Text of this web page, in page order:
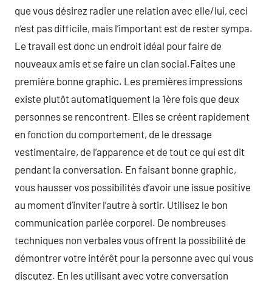
que vous désirez radier une relation avec elle/lui, ceci
n’est pas difficile, mais l’important est de rester sympa.
Le travail est donc un endroit idéal pour faire de
nouveaux amis et se faire un clan social.Faites une
première bonne graphic. Les premières impressions
existe plutôt automatiquement la 1ère fois que deux
personnes se rencontrent. Elles se créent rapidement
en fonction du comportement, de le dressage
vestimentaire, de l’apparence et de tout ce qui est dit
pendant la conversation. En faisant bonne graphic,
vous hausser vos possibilités d’avoir une issue positive
au moment d’inviter l’autre à sortir. Utilisez le bon
communication parlée corporel. De nombreuses
techniques non verbales vous offrent la possibilité de
démontrer votre intérêt pour la personne avec qui vous
discutez. En les utilisant avec votre conversation